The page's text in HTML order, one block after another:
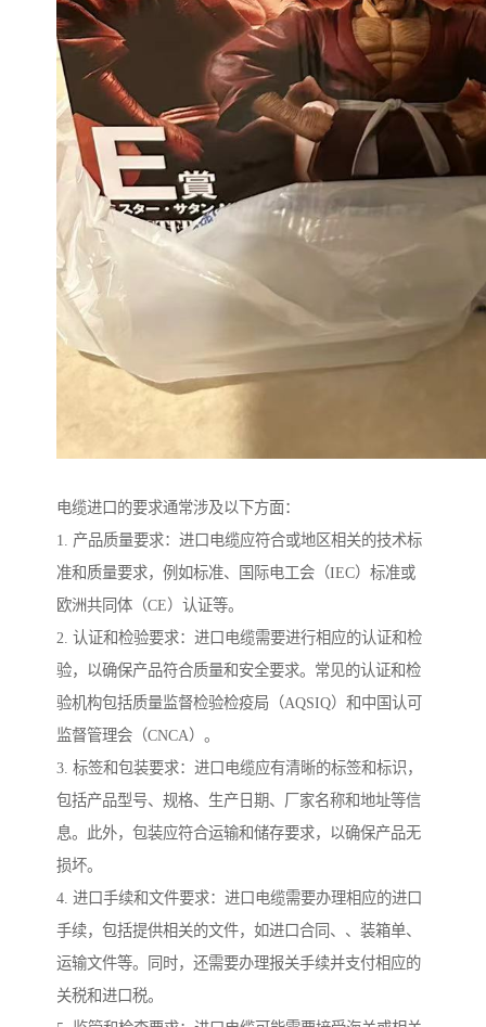
电缆进口的要求通常涉及以下方面：
1. 产品质量要求：进口电缆应符合或地区相关的技术标
准和质量要求，例如标准、国际电工会（IEC）标准或
欧洲共同体（CE）认证等。
2. 认证和检验要求：进口电缆需要进行相应的认证和检
验，以确保产品符合质量和安全要求。常见的认证和检
验机构包括质量监督检验检疫局（AQSIQ）和中国认可
监督管理会（CNCA）。
3. 标签和包装要求：进口电缆应有清晰的标签和标识，
包括产品型号、规格、生产日期、厂家名称和地址等信
息。此外，包装应符合运输和储存要求，以确保产品无
损坏。
4. 进口手续和文件要求：进口电缆需要办理相应的进口
手续，包括提供相关的文件，如进口合同、、装箱单、
运输文件等。同时，还需要办理报关手续并支付相应的
关税和进口税。